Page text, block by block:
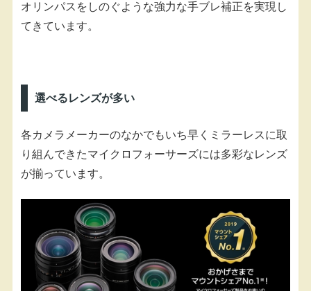
オリンパスをしのぐような強力な手ブレ補正を実現し
てきています。
選べるレンズが多い
各カメラメーカーのなかでもいち早くミラーレスに取
り組んできたマイクロフォーサーズには多彩なレンズ
が揃っています。